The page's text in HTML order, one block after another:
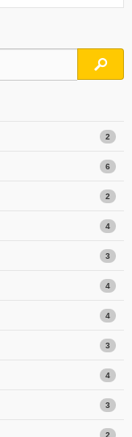
検索
2
6
2
4
3
4
4
3
4
3
2